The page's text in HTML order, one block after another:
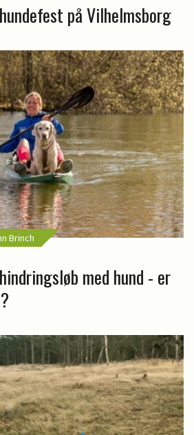
på Vilhelmsborg
Brinch
med hund - er